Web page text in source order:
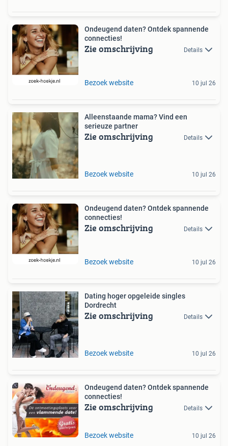
Ondeugend daten? Ontdek spannende
connecties!
Zie omschrijving Details
Bezoek website 10 jul 26
Alleenstaande mama? Vind een
serieuze partner
Zie omschrijving Details
Bezoek website 10 jul 26
Ondeugend daten? Ontdek spannende
connecties!
Zie omschrijving Details
Bezoek website 10 jul 26
Dating hoger opgeleide singles
Dordrecht
Zie omschrijving Details
Bezoek website 10 jul 26
Ondeugend daten? Ontdek spannende
connecties!
Zie omschrijving Details
Bezoek website 10 jul 26